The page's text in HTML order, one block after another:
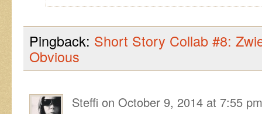
Pingback: Short Story Collab #8:
Obvious
Steffi on October 9, 2014 at 7:55 pm